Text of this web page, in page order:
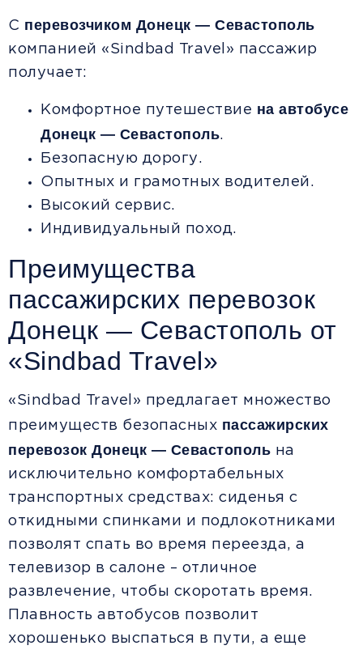
С перевозчиком Донецк — Севастополь
компанией «Sindbad Travel» пассажир
получает:
Комфортное путешествие на автобусе
Донецк — Севастополь.
Безопасную дорогу.
Опытных и грамотных водителей.
Высокий сервис.
Индивидуальный поход.
Преимущества
пассажирских перевозок
Донецк — Севастополь от
«Sindbad Travel»
«Sindbad Travel» предлагает множество
преимуществ безопасных пассажирских
перевозок Донецк — Севастополь на
исключительно комфортабельных
транспортных средствах: сиденья с
откидными спинками и подлокотниками
позволят спать во время переезда, а
телевизор в салоне – отличное
развлечение, чтобы скоротать время.
Плавность автобусов позволит
хорошенько выспаться в пути, а еще